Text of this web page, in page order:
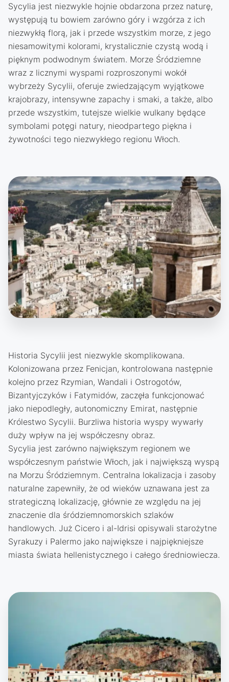
Sycylia jest niezwykle hojnie obdarzona przez naturę,
występują tu bowiem zarówno góry i wzgórza z ich
niezwykłą florą, jak i przede wszystkim morze, z jego
niesamowitymi kolorami, krystalicznie czystą wodą i
pięknym podwodnym światem. Morze Śródziemne
wraz z licznymi wyspami rozproszonymi wokół
wybrzeży Sycylii, oferuje zwiedzającym wyjątkowe
krajobrazy, intensywne zapachy i smaki, a także, albo
przede wszystkim, tutejsze wielkie wulkany będące
symbolami potęgi natury, nieodpartego piękna i
żywotności tego niezwykłego regionu Włoch.
Historia Sycylii jest niezwykle skomplikowana.
Kolonizowana przez Fenicjan, kontrolowana następnie
kolejno przez Rzymian, Wandali i Ostrogotów,
Bizantyjczyków i Fatymidów, zaczęła funkcjonować
jako niepodległy, autonomiczny Emirat, następnie
Królestwo Sycylii. Burzliwa historia wyspy wywarły
duży wpływ na jej współczesny obraz.
Sycylia jest zarówno największym regionem we
współczesnym państwie Włoch, jak i największą wyspą
na Morzu Śródziemnym. Centralna lokalizacja i zasoby
naturalne zapewniły, że od wieków uznawana jest za
strategiczną lokalizację, głównie ze względu na jej
znaczenie dla śródziemnomorskich szlaków
handlowych. Już Cicero i al-Idrisi opisywali starożytne
Syrakuzy i Palermo jako największe i najpiękniejsze
miasta świata hellenistycznego i całego średniowiecza.